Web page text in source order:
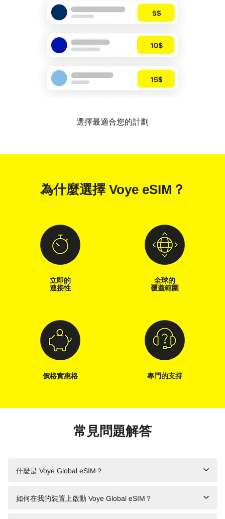
選擇最適合您的計劃
為什麼選擇 Voye eSIM ？
立即的
連接性
全球的
覆蓋範圍
價格實惠格 專門的支持
常見問題解答
什麼是 Voye Global eSIM？
如何在我的裝置上啟動 Voye Global eSIM？